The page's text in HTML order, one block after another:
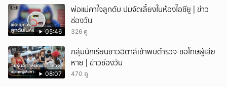
05:46
พ่อแม่คาใจลูกดับ ปมจัดเลี้ยงในห้องไอซียู | ข่าว
ช่องวัน
326 ดู
08:07
กลุ่มนักเรียนชาวอิตาลีเข้าพบตำรวจ-ขอโทษผู้เสีย
หาย | ข่าวช่องวัน
470 ดู